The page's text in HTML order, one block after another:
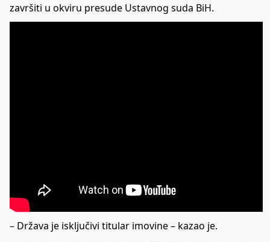
završiti u okviru presude Ustavnog suda BiH.
– Država je isključivi titular imovine – kazao je.